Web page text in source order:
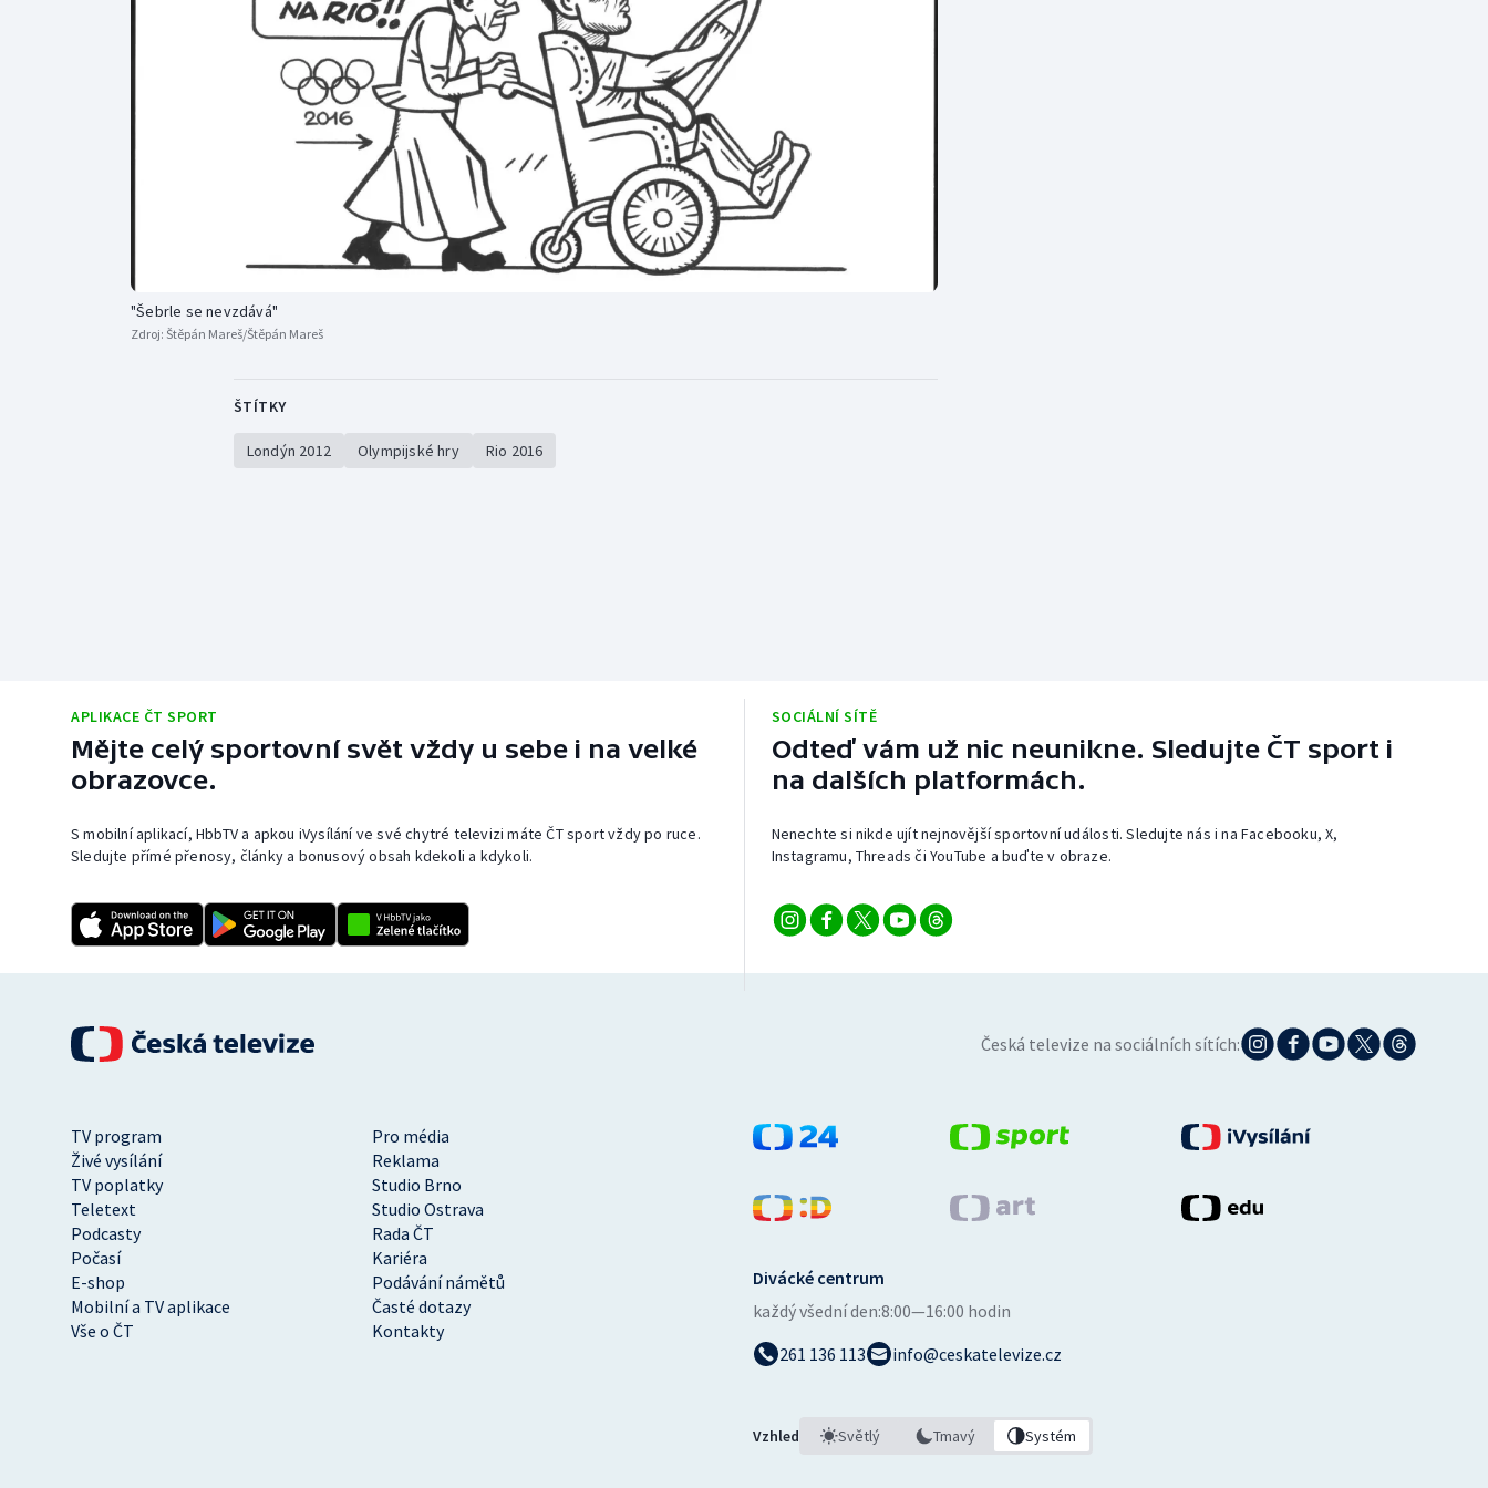
Curling
Dostihy
Florbal
Futsal
Golf
Gymnastika
Moderní pětiboj
Motorsport
Olympijské hry
Parasport
Plavání
Plážový volejbal
"Šebrle se nevzdává"
Zdroj: Štěpán Mareš/Štěpán Mareš
ŠTÍTKY
Londýn 2012 Olympijské hry Rio 2016
APLIKACE ČT SPORT
Mějte celý sportovní svět vždy u sebe i na velké
obrazovce.
S mobilní aplikací, HbbTV a apkou iVysílání ve své chytré televizi máte ČT sport vždy po ruce.
Sledujte přímé přenosy, články a bonusový obsah kdekoli a kdykoli.
SOCIÁLNÍ SÍTĚ
Odteď vám už nic neunikne. Sledujte ČT sport i
na dalších platformách.
Nenechte si nikde ujít nejnovější sportovní události. Sledujte nás i na Facebooku, X,
Instagramu, Threads či YouTube a buďte v obraze.
Česká televize na sociálních sítích:
TV program
Pro média
Živé vysílání
Reklama
TV poplatky
Studio Brno
Teletext
Studio Ostrava
Podcasty
Rada ČT
Počasí
Kariéra
E-shop
Podávání námětů
Mobilní a TV aplikace
Časté dotazy
Vše o ČT
Kontakty
Divácké centrum
každý všední den:8:00—16:00 hodin
261 136 113
info@ceskatelevize.cz
Vzhled Světlý Tmavý Systém